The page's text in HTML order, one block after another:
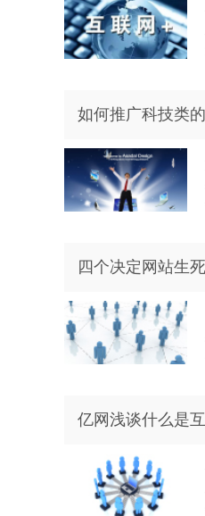
如何推广科技类
四个决定网站生
亿网浅谈什么是